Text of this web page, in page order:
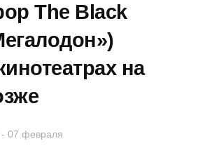
The Black
на
- 07 февраля